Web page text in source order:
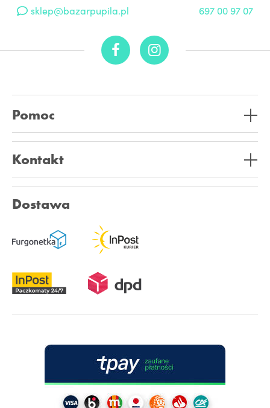
sklep@bazarpupila.pl
697 00 97 07
Pomoc
Kontakt
Dostawa